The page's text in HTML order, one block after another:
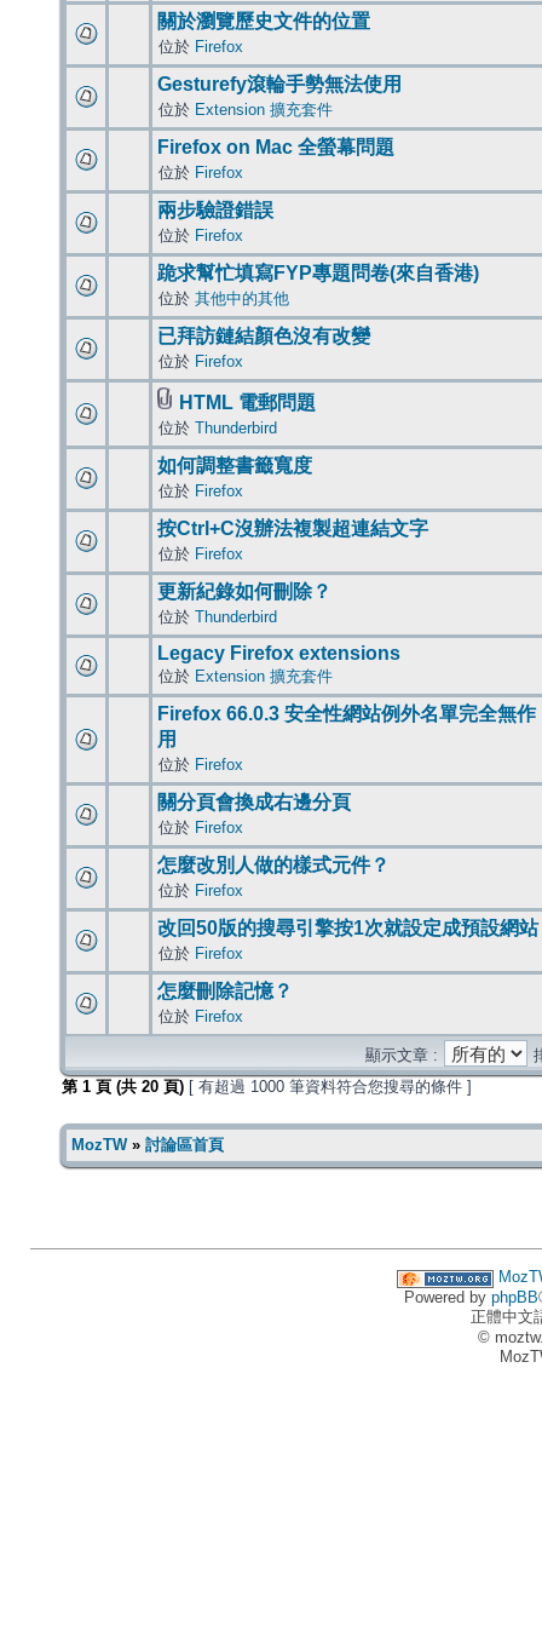
關於瀏覽歷史文件的位置
位於 Firefox
Gesturefy滾輪手勢無法使用
位於 Extension 擴充套件
Firefox on Mac 全螢幕問題
位於 Firefox
兩步驗證錯誤
位於 Firefox
跪求幫忙填寫FYP專題問卷(來自香港)
位於 其他中的其他
已拜訪鏈結顏色沒有改變
位於 Firefox
HTML 電郵問題
位於 Thunderbird
如何調整書籤寬度
位於 Firefox
按Ctrl+C沒辦法複製超連結文字
位於 Firefox
更新紀錄如何刪除？
位於 Thunderbird
Legacy Firefox extensions
位於 Extension 擴充套件
Firefox 66.0.3 安全性網站例外名單完全無作
用
位於 Firefox
關分頁會換成右邊分頁
位於 Firefox
怎麼改別人做的樣式元件？
位於 Firefox
改回50版的搜尋引擎按1次就設定成預設網站
位於 Firefox
怎麼刪除記憶？
位於 Firefox
顯示文章 :
第 1 頁 (共 20 頁) [ 有超過 1000 筆資料符合您搜尋的條件 ]
MozTW» 討論區首頁
Powered by phpBB
正體中文
©